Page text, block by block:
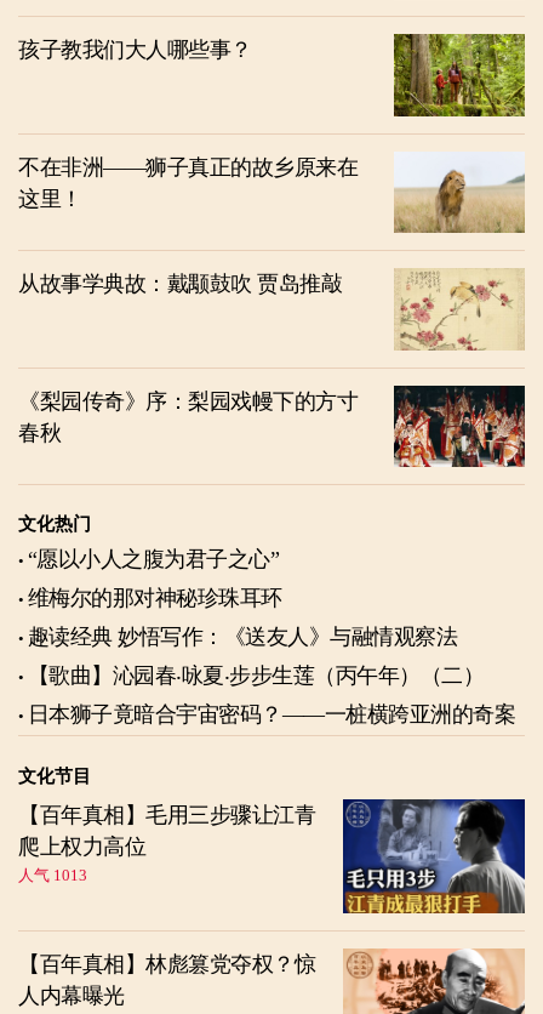
孩子教我们大人哪些事？
不在非洲——狮子真正的故乡原来在
这里！
从故事学典故：戴颙鼓吹 贾岛推敲
《梨园传奇》序：梨园戏幔下的方寸
春秋
文化热门
“愿以小人之腹为君子之心”
维梅尔的那对神秘珍珠耳环
趣读经典 妙悟写作：《送友人》与融情观察法
【歌曲】沁园春‧咏夏‧步步生莲（丙午年）（二）
日本狮子竟暗合宇宙密码？——一桩横跨亚洲的奇案
文化节目
【百年真相】毛用三步骤让江青
爬上权力高位
人气 1013
【百年真相】林彪篡党夺权？惊
人内幕曝光